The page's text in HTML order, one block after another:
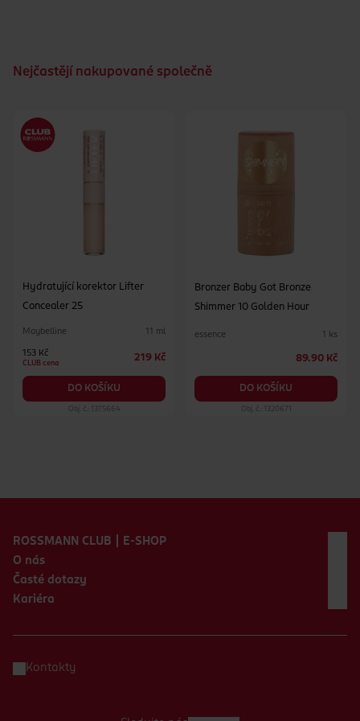
Nejčastějí nakupované společně
Hydratující korektor Lifter
Concealer 25
Maybelline 11 ml
153 Kč
CLUB cena
219 Kč
DO KOŠÍKU
Obj. č.: 1375664
Bronzer Baby Got Bronze
Shimmer 10 Golden Hour
essence 1 ks
89.90 Kč
DO KOŠÍKU
Obj. č.: 1320671
ROSSMANN CLUB | E-SHOP
O nás
Časté dotazy
Kariéra
Kontakty